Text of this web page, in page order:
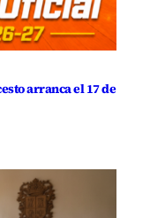
arranca el 17 de